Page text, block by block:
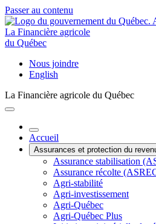
Passer au contenu
La Financière agricole
du Québec
Nous joindre
English
La Financière agricole du Québec
Accueil
Assurances et protection du
Assurance stabilisation
Assurance récolte
Agri-stabilité
Agri-investissement
Agri-Québec
Agri-Québec Plus